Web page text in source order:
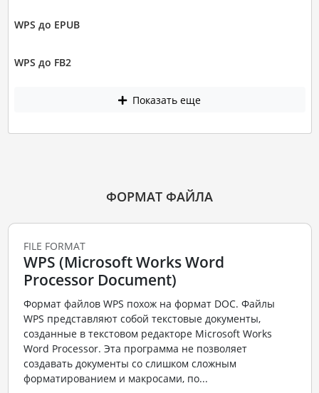
WPS до EPUB
WPS до FB2
Показать еще
ФОРМАТ ФАЙЛА
FILE FORMAT
WPS (Microsoft Works Word
Processor Document)
Формат файлов WPS похож на формат DOC. Файлы
WPS представляют собой текстовые документы,
созданные в текстовом редакторе Microsoft Works
Word Processor. Эта программа не позволяет
создавать документы со слишком сложным
форматированием и макросами, по...